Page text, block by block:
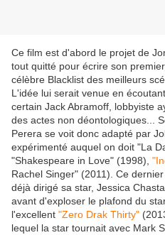
Ce film est d'abord le projet de
tout quitté pour écrire son
célèbre Blacklist des meilleurs
L'idée lui serait venue en
certain Jack Abramoff, lobbyiste
des actes non déontologiques...
Perera se voit donc adapté par
expérimenté auquel on doit "La
"Shakespeare in Love" (1998),
Rachel Singer" (2011). Ce
déjà dirigé sa star, Jessica
avant d'exploser le plafond du
l'excellent "Zero Drak Thirty"
lequel la star tournait avec Mark